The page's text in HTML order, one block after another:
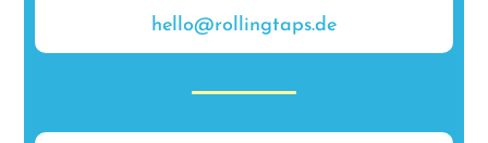
hello@rollingtaps.de